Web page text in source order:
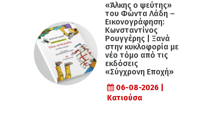
«Άλκης ο ψεύτης»
του Φώντα Λάδη –
Εικονογράφηση:
Κωνσταντίνος
Ρουγγέρης | Ξανά
στην κυκλοφορία με
νέο τόμο από τις
εκδόσεις
«Σύγχρονη Εποχή»
06-08-2026 |
Κατιούσα